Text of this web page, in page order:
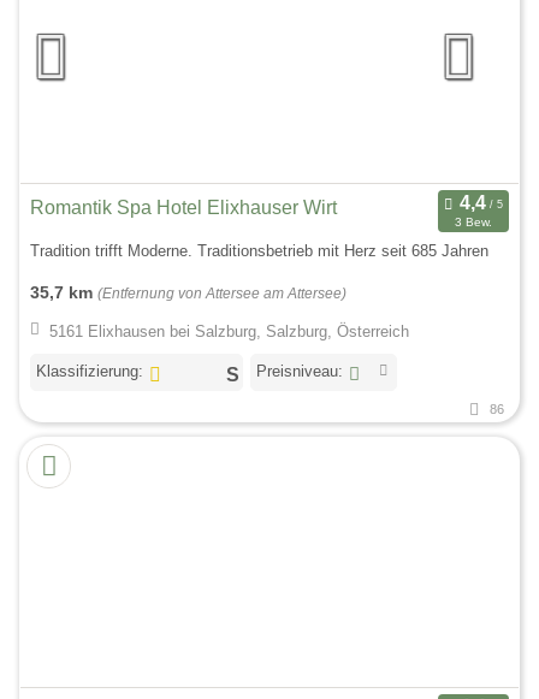
Romantik Spa Hotel Elixhauser Wirt
3 Bew.
Tradition trifft Moderne. Traditionsbetrieb mit Herz seit 685 Jahren
35,7 km (Entfernung von Attersee am Attersee)
5161 Elixhausen bei Salzburg, Salzburg, Österreich
Klassifizierung: Preisniveau:
86